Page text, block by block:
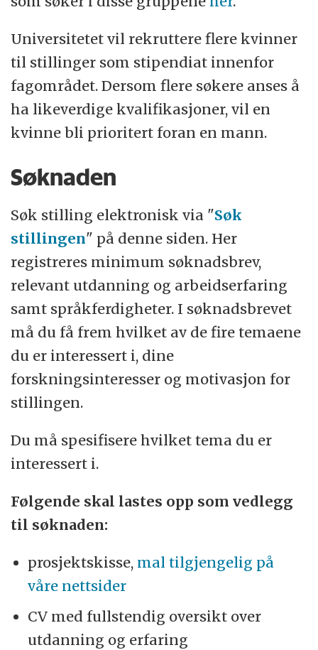
Universitetet vil rekruttere flere kvinner
til stillinger som stipendiat innenfor
fagområdet. Dersom flere søkere anses å
ha likeverdige kvalifikasjoner, vil en
kvinne bli prioritert foran en mann.
Søknaden
Søk stilling elektronisk via "Søk
stillingen" på denne siden. Her
registreres minimum søknadsbrev,
relevant utdanning og arbeidserfaring
samt språkferdigheter. I søknadsbrevet
må du få frem hvilket av de fire temaene
du er interessert i, dine
forskningsinteresser og motivasjon for
stillingen.
Du må spesifisere hvilket tema du er
interessert i.
Følgende skal lastes opp som vedlegg
til søknaden:
prosjektskisse, mal tilgjengelig på
våre nettsider
CV med fullstendig oversikt over
utdanning og erfaring